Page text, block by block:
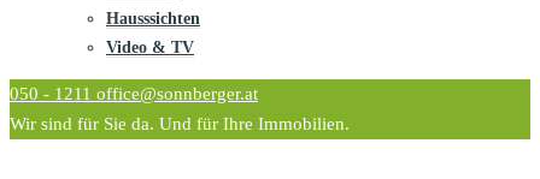
Hausssichten
Video & TV
050 - 1211 office@sonnberger.at
Wir sind für Sie da. Und für Ihre Immobilien.